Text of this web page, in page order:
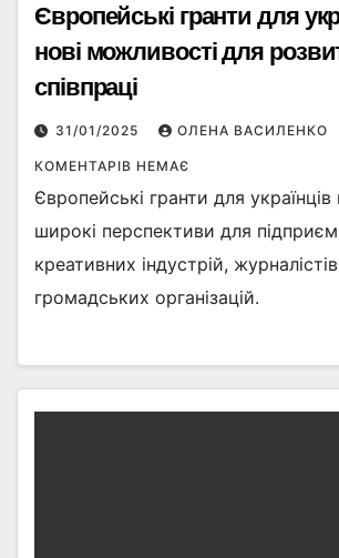
Європейські гранти для
нові можливості для
співпраці
31/01/2025 ОЛЕНА ВАСИЛЕНКО
КОМЕНТАРІВ НЕМАЄ
Європейські гранти для
широкі перспективи для
креативних індустрій,
громадських організацій.